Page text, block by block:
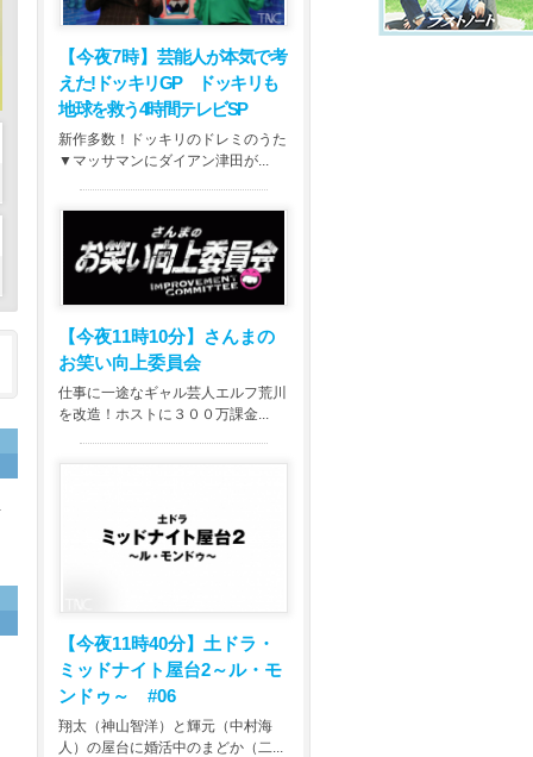
【今夜7時】 芸能人が本気で考
えた!ドッキリGP ドッキリも
地球を救う4時間テレビSP
新作多数！ドッキリのドレミのうた
▼マッサマンにダイアン津田が...
【今夜11時10分】
さんまの
お笑い向上委員会
仕事に一途なギャル芸人エルフ荒川
を改造！ホストに３００万課金...
【今夜11時40分】 土ドラ・
ミッドナイト屋台2～ル・モ
ンドゥ～ #06
翔太（神山智洋）と輝元（中村海
人）の屋台に婚活中のまどか（二...